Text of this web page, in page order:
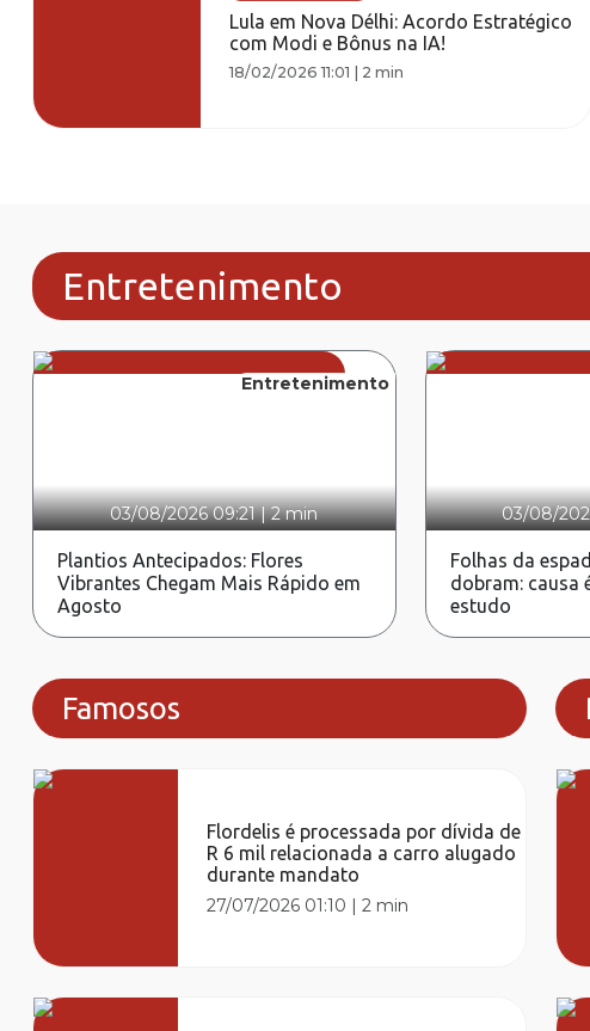
Lula em Nova Délhi: Acordo Estratégico
com Modi e Bônus na IA!
18/02/2026 11:01 | 2 min
Entretenimento
Entretenimento
03/08/2026 09:21|2 min
Plantios Antecipados: Flores
Vibrantes Chegam Mais Rápido em
Agosto
03/08/
Folhas da
dobram: causa
estudo
Famosos
Flordelis é processada por dívida de
R 6 mil relacionada a carro alugado
durante mandato
27/07/2026 01:10 |2 min